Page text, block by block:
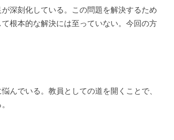
深刻化している。この問題を解決するため
根本的な解決には至っていない。今回の方
んでいる。教員としての道を開くことで、